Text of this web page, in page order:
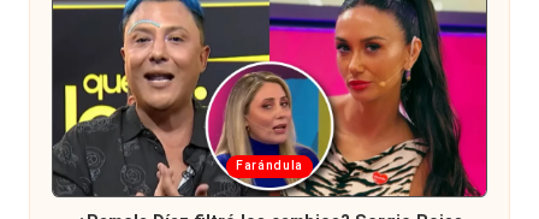
Publicada
en
Farándula